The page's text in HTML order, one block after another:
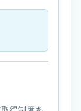
時間制で
す。